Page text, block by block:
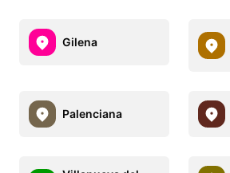
Gilena
Palenciana